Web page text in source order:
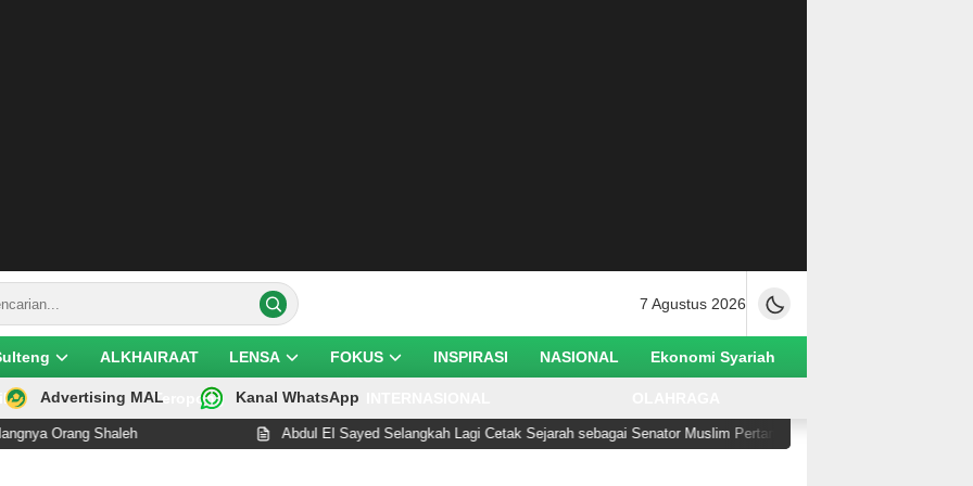
7 Agustus 2026
ALKHAIRAAT LENSA FOKUS INSPIRASI NASIONAL Ekonomi Syariah
Teropong
Advertising MAL Kanal WhatsApp
Shaleh Abdul El Sayed Selangkah Lagi Cetak Sejarah sebagai Senator Muslim Pertama AS